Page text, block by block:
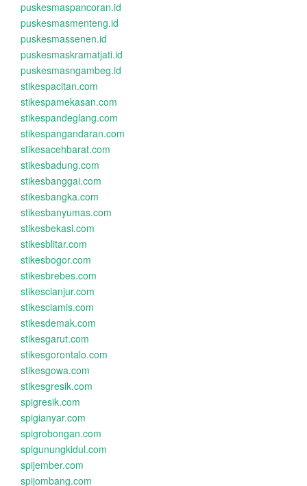
puskesmaspancoran.id
puskesmasmenteng.id
puskesmassenen.id
puskesmaskramatjati.id
puskesmasngambeg.id
stikespacitan.com
stikespamekasan.com
stikespandeglang.com
stikespangandaran.com
stikesacehbarat.com
stikesbadung.com
stikesbanggai.com
stikesbangka.com
stikesbanyumas.com
stikesbekasi.com
stikesblitar.com
stikesbogor.com
stikesbrebes.com
stikescianjur.com
stikesciamis.com
stikesdemak.com
stikesgarut.com
stikesgorontalo.com
stikesgowa.com
stikesgresik.com
spigresik.com
spigianyar.com
spigrobongan.com
spigunungkidul.com
spijember.com
spijombang.com